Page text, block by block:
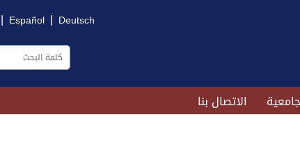
| Español | Deutsch
الاتصال بنا